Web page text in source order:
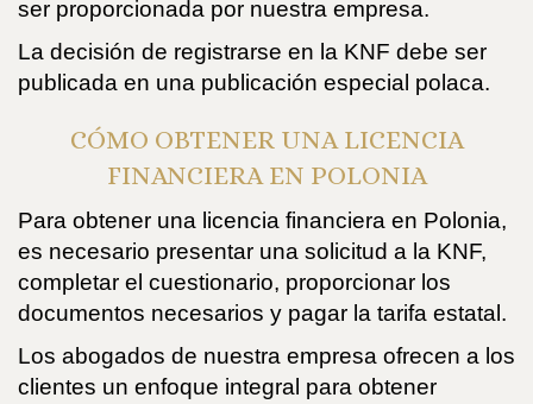
ser proporcionada por nuestra empresa.
La decisión de registrarse en la KNF debe ser
publicada en una publicación especial polaca.
CÓMO OBTENER UNA LICENCIA
FINANCIERA EN POLONIA
Para obtener una licencia financiera en Polonia,
es necesario presentar una solicitud a la KNF,
completar el cuestionario, proporcionar los
documentos necesarios y pagar la tarifa estatal.
Los abogados de nuestra empresa ofrecen a los
clientes un enfoque integral para obtener